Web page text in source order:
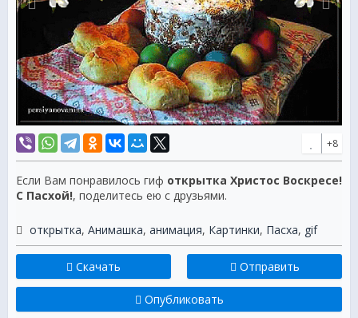
+8
Если Вам понравилось гиф открытка Христос Воскресе!
С Пасхой!, поделитесь ею с друзьями.
открытка, Анимашка, анимация, Картинки, Пасха, gif
Скачать Отправить
Опубликовать